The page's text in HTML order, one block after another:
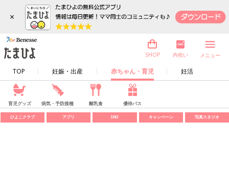
×
TOP 妊娠・出産 赤ちゃん・育児 妊活
SHOP 内祝い メニュー
育児グッズ 病気・予防接種 離乳食 優待パス
ひよこクラブ アプリ SNS キャンペーン 写真スタジオ